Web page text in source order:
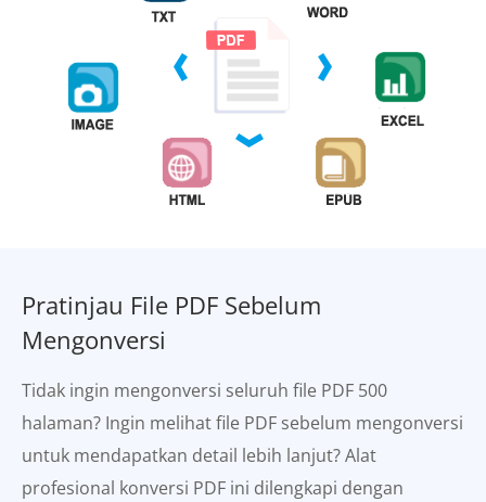
Pratinjau File PDF Sebelum
Mengonversi
Tidak ingin mengonversi seluruh file PDF 500
halaman? Ingin melihat file PDF sebelum mengonversi
untuk mendapatkan detail lebih lanjut? Alat
profesional konversi PDF ini dilengkapi dengan